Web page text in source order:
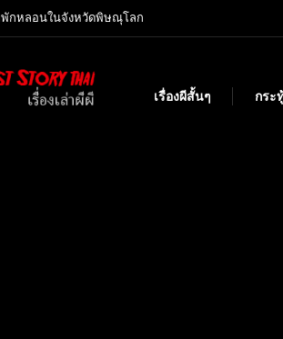
กหลอนในจังหวัดพิษณุโลก
เรื่องผีสั้นๆ กระ